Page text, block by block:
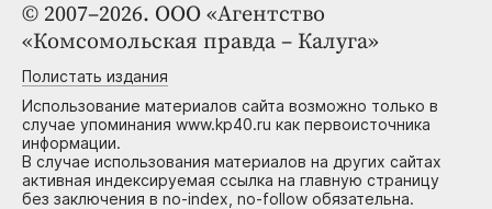
© 2007–2026. ООО «Агентство
«Комсомольская правда – Калуга»
Полистать издания
Использование материалов сайта возможно только в
случае упоминания www.kp40.ru как первоисточника
информации.
В случае использования материалов на других сайтах
активная индексируемая ссылка на главную страницу
без заключения в no-index, no-follow обязательна.